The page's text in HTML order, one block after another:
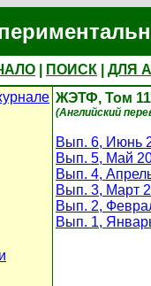
ПОИСК ДЛЯ
ЖЭТФ, Том
(Английский
Вып. 6, Июнь
Вып. 5, Май
Вып. 4,
Вып. 3, Март
Вып. 2,
Вып. 1,